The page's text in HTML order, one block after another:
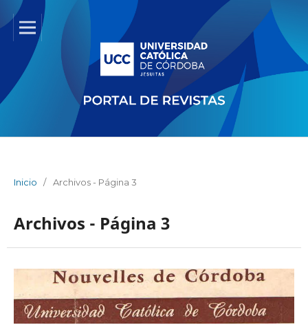
Inicio / Archivos - Página 3
Archivos - Página 3